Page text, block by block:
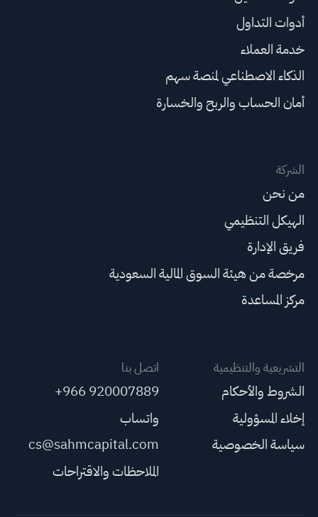
أدوات التداول
خدمة العملاء
الذكاء الاصطناعي لمنصة سهم
أمان الحساب والربح والخسارة
الشركة
من نحن
الهيكل التنظيمي
فريق الإدارة
مرخصة من هيئة السوق المالية السعودية
مركز المساعدة
التشريعية والتنظيمية
الشروط والأحكام
إخلاء المسؤولية
سياسة الخصوصية
اتصل بنا
+966 920007889
واتساب
cs@sahmcapital.com
الملاحظات والاقتراحات